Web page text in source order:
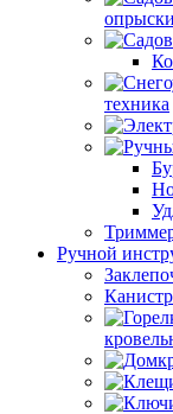
техника
Ручной